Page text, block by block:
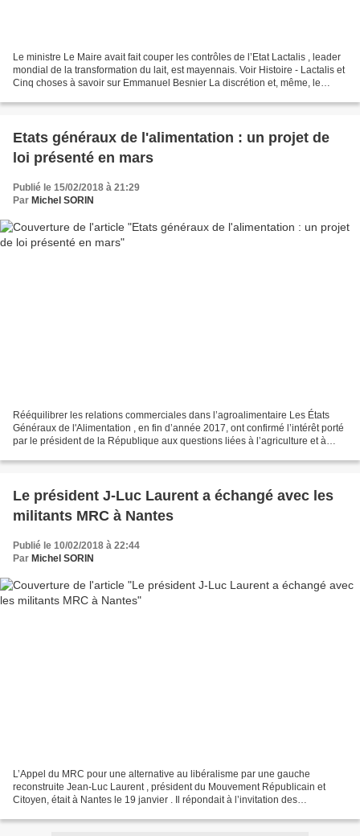
Le ministre Le Maire avait fait couper les contrôles de l’Etat Lactalis , leader
mondial de la transformation du lait, est mayennais. Voir Histoire - Lactalis et
Cinq choses à savoir sur Emmanuel Besnier La discrétion et, même, le
Etats généraux de l'alimentation : un projet de
loi présenté en mars
Publié le 15/02/2018 à 21:29
Par Michel SORIN
Rééquilibrer les relations commerciales dans l’agroalimentaire Les États
Généraux de l'Alimentation , en fin d’année 2017, ont confirmé l’intérêt porté
par le président de la République aux questions liées à l’agriculture et à
Le président J-Luc Laurent a échangé avec les
militants MRC à Nantes
Publié le 10/02/2018 à 22:44
Par Michel SORIN
L’Appel du MRC pour une alternative au libéralisme par une gauche
reconstruite Jean-Luc Laurent , président du Mouvement Républicain et
Citoyen, était à Nantes le 19 janvier . Il répondait à l’invitation des